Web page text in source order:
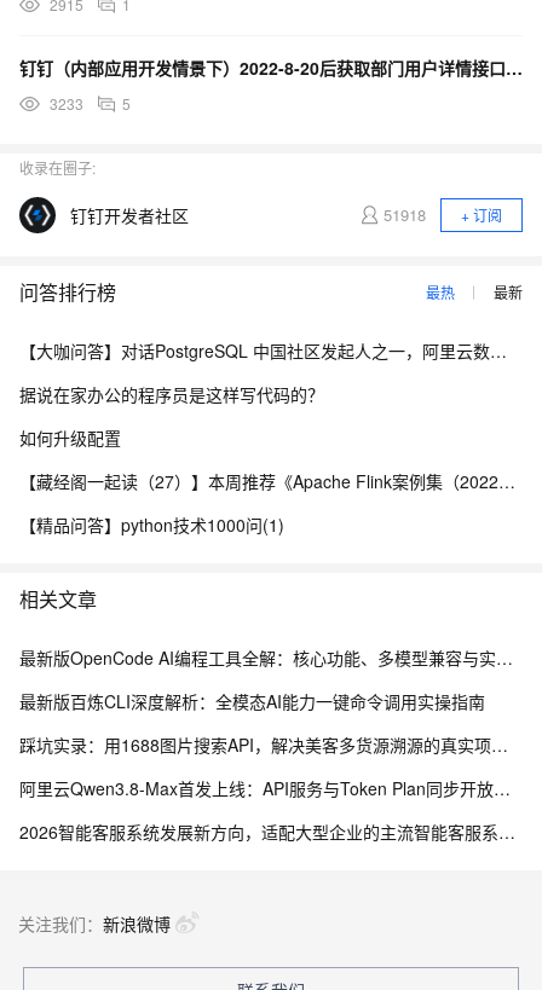
2915 1
钉钉（内部应用开发情景下）2022-8-20后获取部门用户详情接口线上跑会报超时且无错误码和错误消息
3233 5
收录在圈子:
钉钉开发者社区 51918 + 订阅
问答排行榜 最热 最新
【大咖问答】对话PostgreSQL 中国社区发起人之一，阿里云数据库高级专家 德哥
据说在家办公的程序员是这样写代码的？
如何升级配置
【藏经阁一起读（27）】本周推荐《Apache Flink案例集（2022版）》，你有哪些心得？
【精品问答】python技术1000问(1)
相关文章
最新版OpenCode AI编程工具全解：核心功能、多模型兼容与实战应用指南
最新版百炼CLI深度解析：全模态AI能力一键命令调用实操指南
踩坑实录：用1688图片搜索API，解决美客多货源溯源的真实项目经历
阿里云Qwen3.8-Max首发上线：API服务与Token Plan同步开放全解析
2026智能客服系统发展新方向，适配大型企业的主流智能客服系统评测
关注我们： 新浪微博